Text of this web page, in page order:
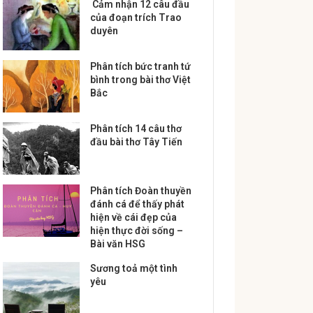
Cảm nhận 12 câu đầu
của đoạn trích Trao
duyên
Phân tích bức tranh tứ
bình trong bài thơ Việt
Bắc
Phân tích 14 câu thơ
đầu bài thơ Tây Tiến
Phân tích Đoàn thuyền
đánh cá để thấy phát
hiện về cái đẹp của
hiện thực đời sống –
Bài văn HSG
Sương toả một tình
yêu